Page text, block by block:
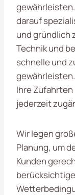
darauf
und gründlich
Technik und
schnelle und
Ihre Zufahrten
jederzeit
Wir legen
Planung, um
Kunden